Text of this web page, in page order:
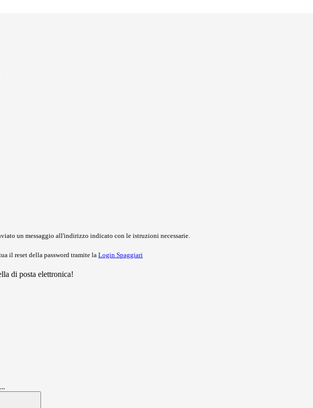
un messaggio all'indirizzo indicato con le istruzioni necessarie.
il reset della password tramite la Login Spaggiari
di posta elettronica!